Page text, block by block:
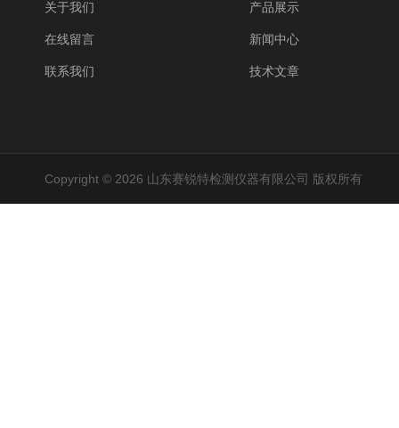
关于我们
在线留言
联系我们
产品展示
新闻中心
技术文章
Copyright © 2026 山东赛锐特检测仪器有限公司 版权所有